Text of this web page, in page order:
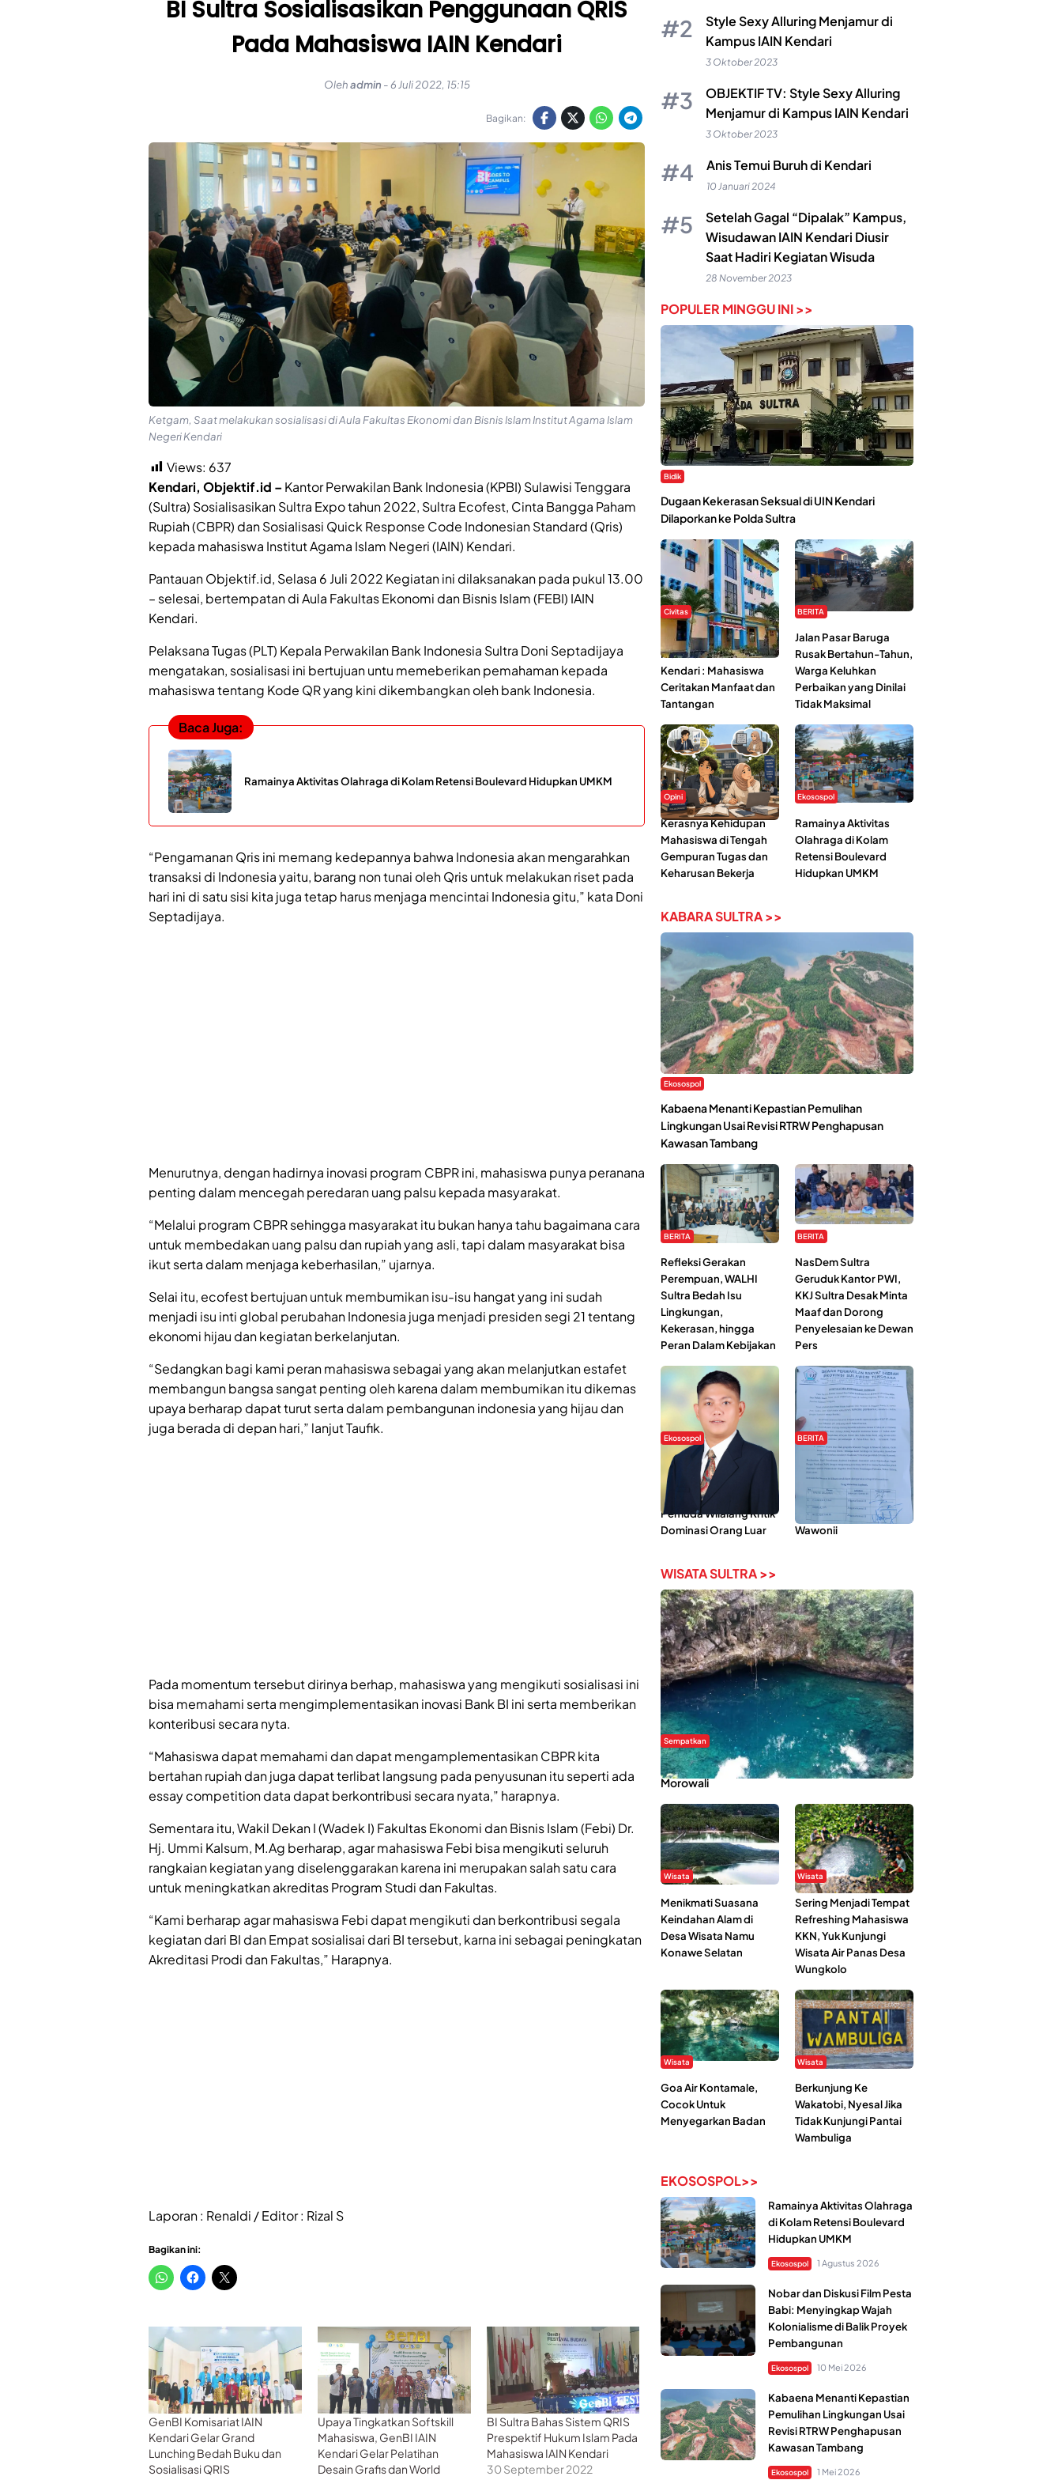
BI Sultra Sosialisasikan Penggunaan QRIS
Pada Mahasiswa IAIN Kendari
Olehadmin -6 Juli 2022, 15:15
Bagikan:
Ketgam, Saat melakukan sosialisasi di Aula Fakultas Ekonomi dan Bisnis Islam Institut Agama Islam
Negeri Kendari
Views: 637
Kendari, Objektif.id – Kantor Perwakilan Bank Indonesia (KPBI) Sulawisi Tenggara
(Sultra) Sosialisasikan Sultra Expo tahun 2022, Sultra Ecofest, Cinta Bangga Paham
Rupiah (CBPR) dan Sosialisasi Quick Response Code Indonesian Standard (Qris)
kepada mahasiswa Institut Agama Islam Negeri (IAIN) Kendari.
Pantauan Objektif.id, Selasa 6 Juli 2022 Kegiatan ini dilaksanakan pada pukul 13.00
– selesai, bertempatan di Aula Fakultas Ekonomi dan Bisnis Islam (FEBI) IAIN
Kendari.
Pelaksana Tugas (PLT) Kepala Perwakilan Bank Indonesia Sultra Doni Septadijaya
mengatakan, sosialisasi ini bertujuan untu memeberikan pemahaman kepada
mahasiswa tentang Kode QR yang kini dikembangkan oleh bank Indonesia.
Baca Juga:
Ramainya Aktivitas Olahraga di Kolam Retensi Boulevard Hidupkan UMKM
“Pengamanan Qris ini memang kedepannya bahwa Indonesia akan mengarahkan
transaksi di Indonesia yaitu, barang non tunai oleh Qris untuk melakukan riset pada
hari ini di satu sisi kita juga tetap harus menjaga mencintai Indonesia gitu,” kata Doni
Septadijaya.
Menurutnya, dengan hadirnya inovasi program CBPR ini, mahasiswa punya peranana
penting dalam mencegah peredaran uang palsu kepada masyarakat.
“Melalui program CBPR sehingga masyarakat itu bukan hanya tahu bagaimana cara
untuk membedakan uang palsu dan rupiah yang asli, tapi dalam masyarakat bisa
ikut serta dalam menjaga keberhasilan,” ujarnya.
Selai itu, ecofest bertujuan untuk membumikan isu-isu hangat yang ini sudah
menjadi isu inti global perubahan Indonesia juga menjadi presiden segi 21 tentang
ekonomi hijau dan kegiatan berkelanjutan.
“Sedangkan bagi kami peran mahasiswa sebagai yang akan melanjutkan estafet
membangun bangsa sangat penting oleh karena dalam membumikan itu dikemas
upaya berharap dapat turut serta dalam pembangunan indonesia yang hijau dan
juga berada di depan hari,” lanjut Taufik.
Pada momentum tersebut dirinya berhap, mahasiswa yang mengikuti sosialisasi ini
bisa memahami serta mengimplementasikan inovasi Bank BI ini serta memberikan
konteribusi secara nyta.
“Mahasiswa dapat memahami dan dapat mengamplementasikan CBPR kita
bertahan rupiah dan juga dapat terlibat langsung pada penyusunan itu seperti ada
essay competition data dapat berkontribusi secara nyata,” harapnya.
Sementara itu, Wakil Dekan I (Wadek I) Fakultas Ekonomi dan Bisnis Islam (Febi) Dr.
Hj. Ummi Kalsum, M.Ag berharap, agar mahasiswa Febi bisa mengikuti seluruh
rangkaian kegiatan yang diselenggarakan karena ini merupakan salah satu cara
untuk meningkatkan akreditas Program Studi dan Fakultas.
“Kami berharap agar mahasiswa Febi dapat mengikuti dan berkontribusi segala
kegiatan dari BI dan Empat sosialisai dari BI tersebut, karna ini sebagai peningkatan
Akreditasi Prodi dan Fakultas,” Harapnya.
Laporan : Renaldi / Editor : Rizal S
Bagikan ini:
GenBI Komisariat IAIN
Kendari Gelar Grand
Lunching Bedah Buku dan
Sosialisasi QRIS
Upaya Tingkatkan Softskill
Mahasiswa, GenBI IAIN
Kendari Gelar Pelatihan
Desain Grafis dan World
BI Sultra Bahas Sistem QRIS
Prespektif Hukum Islam Pada
Mahasiswa IAIN Kendari
30 September 2022
Style Sexy Alluring Menjamur di
Kampus IAIN Kendari
3 Oktober 2023
OBJEKTIF TV: Style Sexy Alluring
Menjamur di Kampus IAIN Kendari
3 Oktober 2023
Anis Temui Buruh di Kendari
10 Januari 2024
Setelah Gagal “Dipalak” Kampus,
Wisudawan IAIN Kendari Diusir
Saat Hadiri Kegiatan Wisuda
28 November 2023
POPULER MINGGU INI >>
Bidik
Dugaan Kekerasan Seksual di UIN Kendari
Dilaporkan ke Polda Sultra
Civitas
Di Balik Kehidupan
Ma’had Al-Jami’ah UIN
Kendari : Mahasiswa
Ceritakan Manfaat dan
Tantangan
BERITA
Jalan Pasar Baruga
Rusak Bertahun-Tahun,
Warga Keluhkan
Perbaikan yang Dinilai
Tidak Maksimal
Opini
Kerasnya Kehidupan
Mahasiswa di Tengah
Gempuran Tugas dan
Keharusan Bekerja
Ekosospol
Ramainya Aktivitas
Olahraga di Kolam
Retensi Boulevard
Hidupkan UMKM
KABARA SULTRA >>
Ekosospol
Kabaena Menanti Kepastian Pemulihan
Lingkungan Usai Revisi RTRW Penghapusan
Kawasan Tambang
BERITA
Refleksi Gerakan
Perempuan, WALHI
Sultra Bedah Isu
Lingkungan,
Kekerasan, hingga
Peran Dalam Kebijakan
BERITA
NasDem Sultra
Geruduk Kantor PWI,
KKJ Sultra Desak Minta
Maaf dan Dorong
Penyelesaian ke Dewan
Pers
Ekosospol
Slogan Pemberdayaan
Lokal Dinilai Hanya
Pemanis, Tokoh
Pemuda Wilalang Kritik
Dominasi Orang Luar
BERITA
Hipmawani Bersama
DPRD Sultra Sepakati
RDP Perihal IUP
Pertambangan di Pulau
Wawonii
WISATA SULTRA >>
Sempatkan
Danau Rebi-Rebi, Pesona Alam Tersembunyi di
Morowali
Wisata
Menikmati Suasana
Keindahan Alam di
Desa Wisata Namu
Konawe Selatan
Wisata
Sering Menjadi Tempat
Refreshing Mahasiswa
KKN, Yuk Kunjungi
Wisata Air Panas Desa
Wungkolo
Wisata
Goa Air Kontamale,
Cocok Untuk
Menyegarkan Badan
Wisata
Berkunjung Ke
Wakatobi, Nyesal Jika
Tidak Kunjungi Pantai
Wambuliga
EKOSOSPOL>>
Ramainya Aktivitas Olahraga
di Kolam Retensi Boulevard
Hidupkan UMKM
Ekosospol 1 Agustus 2026
Nobar dan Diskusi Film Pesta
Babi: Menyingkap Wajah
Kolonialisme di Balik Proyek
Pembangunan
Ekosospol 10 Mei 2026
Kabaena Menanti Kepastian
Pemulihan Lingkungan Usai
Revisi RTRW Penghapusan
Kawasan Tambang
Ekosospol 1 Mei 2026